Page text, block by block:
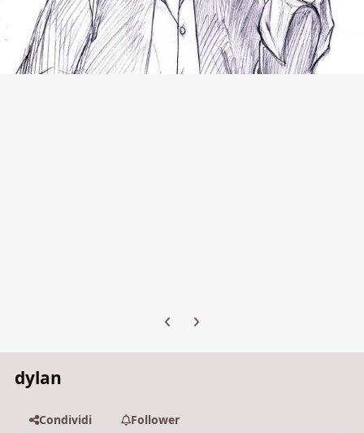
Previous carousel slide
Next carousel slide
dylan
Condividi
Follower